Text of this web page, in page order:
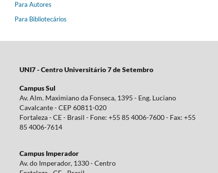
Para Autores
Para Bibliotecários
UNI7 - Centro Universitário 7 de Setembro
Campus Sul
Av. Alm. Maximiano da Fonseca, 1395 - Eng. Luciano
Cavalcante - CEP 60811-020
Fortaleza - CE - Brasil - Fone: +55 85 4006-7600 - Fax: +55
85 4006-7614
Campus Imperador
Av. do Imperador, 1330 - Centro